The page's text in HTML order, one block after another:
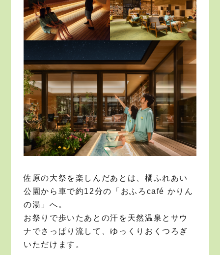
佐原の大祭を楽しんだあとは、橘ふれあい
公園から車で約12分の「おふろcafé かりん
の湯」へ。
お祭りで歩いたあとの汗を天然温泉とサウ
ナでさっぱり流して、ゆっくりおくつろぎ
いただけます。